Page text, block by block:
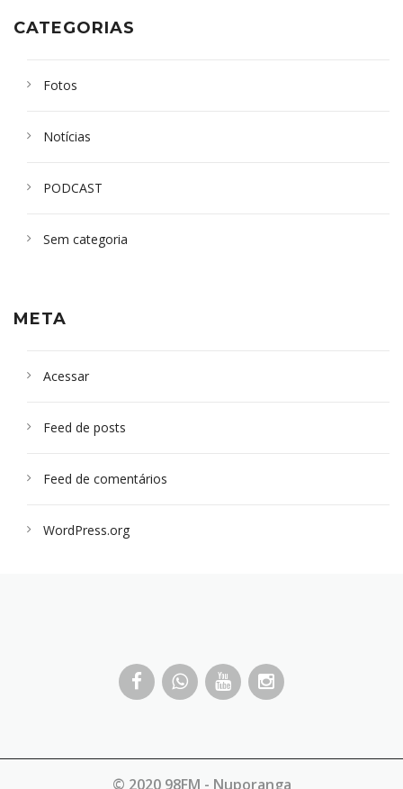
CATEGORIAS
Fotos
Notícias
PODCAST
Sem categoria
META
Acessar
Feed de posts
Feed de comentários
WordPress.org
© 2020 98FM - Nuporanga